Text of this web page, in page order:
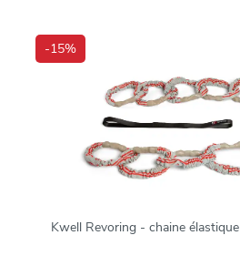
-15%
Kwell Revoring - chaine élastique